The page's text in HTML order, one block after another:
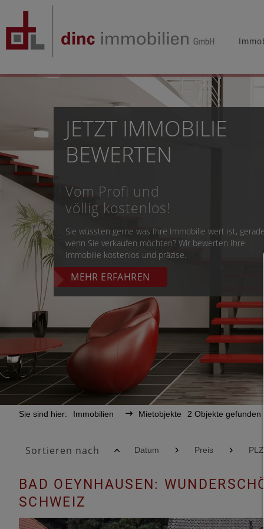
JETZT IMMOBILIE
BEWERTEN
Vom Profi und
völlig kostenlos!
Sie wüssten gerne was Ihre Immobilie wert ist,
wenn Sie verkaufen möchten? Wir bewerten Ihre
Immobilie kostenlos und präzise.
MEHR ERFAHREN
Sie sind hier: Immobilien Mietobjekte 2 Objekte gefunden
Sortieren nach Datum Preis PLZ
BAD OEYNHAUSEN:
SCHWEIZ